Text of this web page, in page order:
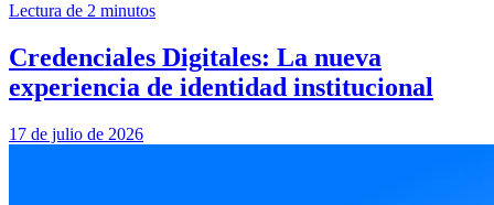
Lectura de 2 minutos
Credenciales Digitales: La nueva
experiencia de identidad institucional
17 de julio de 2026